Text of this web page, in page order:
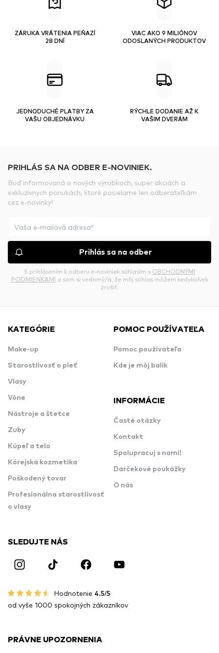
ZÁRUKA VRÁTENIA PEŇAZÍ
28 DNÍ
VIAC AKO 9 MILIÓNOV
ODOSLANÝCH PRODUKTOV
JEDNODUCHÉ PLATBY ZA
VAŠU OBJEDNÁVKU
RÝCHLE DODANIE AŽ K
VAŠIM DVERÁM
PRIHLÁS SA NA ODBER E-NOVINIEK.
Buď informovaná o nových výrobkoch, super akciách a
exkluzívnych ponukách, ktoré posielame len odberateľkám
cez e-novinky!
Prihlás sa na odber
S prihlásením k odberu e-noviniek súhlasím s OBCHODNÝMI
PODMIENKAMI a som si vedomý/á, že môj súhlas môžem kedykoľvek
zrušiť.
KATEGÓRIE
Make-up
Starostlivosť o pleť
Vlasy
Vône
Nástroje a štetce
Zuby
Kúpeľ a telo
Kórejská kozmetika
Poškodený tovar
Profesionálna starostlivosť
o vlasy
POMOC POUŽÍVATEĽA
Pomoc používateľa
Kde je môj balík
INFORMÁCIE
Časté otázky
Kontakt
Spolupracuj s nami!
Darčekové poukážky
O nás
SLEDUJTE NÁS
Hodnotenie 4.5/5
od vyše 1000 spokojných zákazníkov
PRÁVNE UPOZORNENIA